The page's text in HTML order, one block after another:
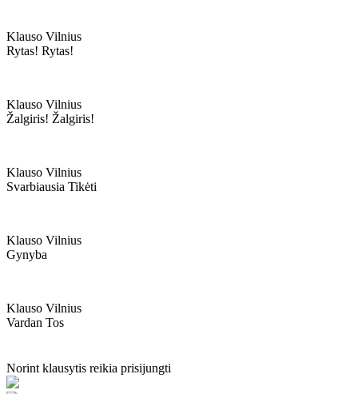
Klauso Vilnius
Rytas! Rytas!
Klauso Vilnius
Žalgiris! Žalgiris!
Klauso Vilnius
Svarbiausia Tikėti
Klauso Vilnius
Gynyba
Klauso Vilnius
Vardan Tos
Norint klausytis reikia prisijungti